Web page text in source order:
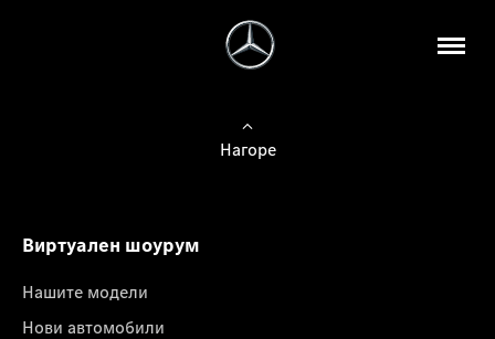
Нагоре
Виртуален шоурум
Нашите модели
Нови автомобили